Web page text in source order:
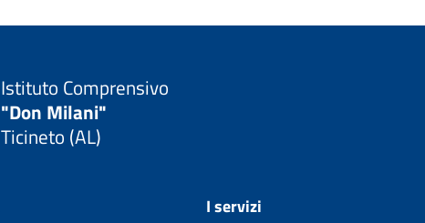
Istituto Comprensivo
"Don Milani"
Ticineto (AL)
I servizi